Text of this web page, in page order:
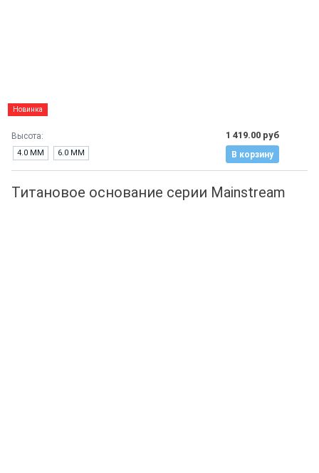
Новинка
Высота:
4.0 ММ 6.0 ММ
1 419.00 руб
В корзину
Титановое основание серии Mainstream